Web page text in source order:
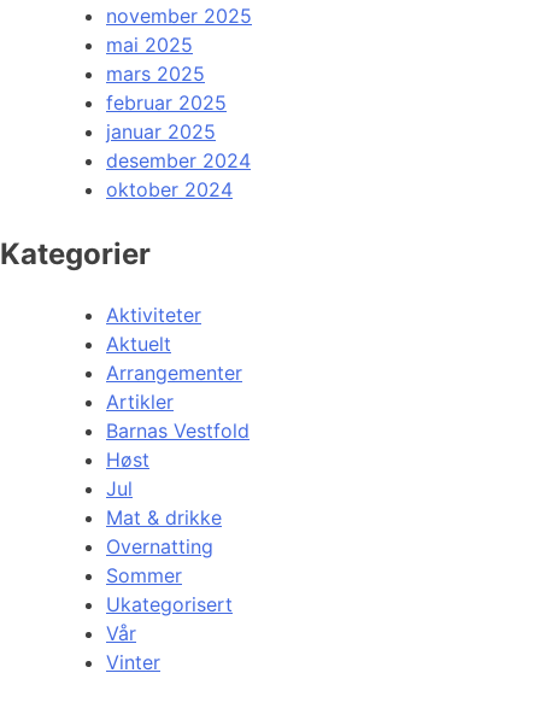
november 2025
mai 2025
mars 2025
februar 2025
januar 2025
desember 2024
oktober 2024
Kategorier
Aktiviteter
Aktuelt
Arrangementer
Artikler
Barnas Vestfold
Høst
Jul
Mat & drikke
Overnatting
Sommer
Ukategorisert
Vår
Vinter